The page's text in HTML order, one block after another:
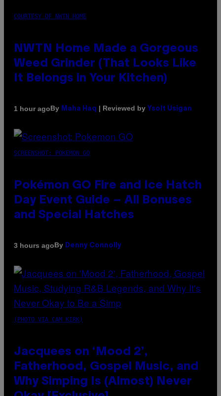
COURTESY OF NWTN HOME
NWTN Home Made a Gorgeous
Weed Grinder (That Looks Like
It Belongs in Your Kitchen)
1 hour agoBy Maha Haq | Reviewed by Ysolt Usigan
SCREENSHOT: POKEMON GO
Pokémon GO Fire and Ice Hatch
Day Event Guide – All Bonuses
and Special Hatches
3 hours agoBy Denny Connolly
(PHOTO VIA CAM KIRK)
Jacquees on ‘Mood 2’,
Fatherhood, Gospel Music, and
Why Simping Is (Almost) Never